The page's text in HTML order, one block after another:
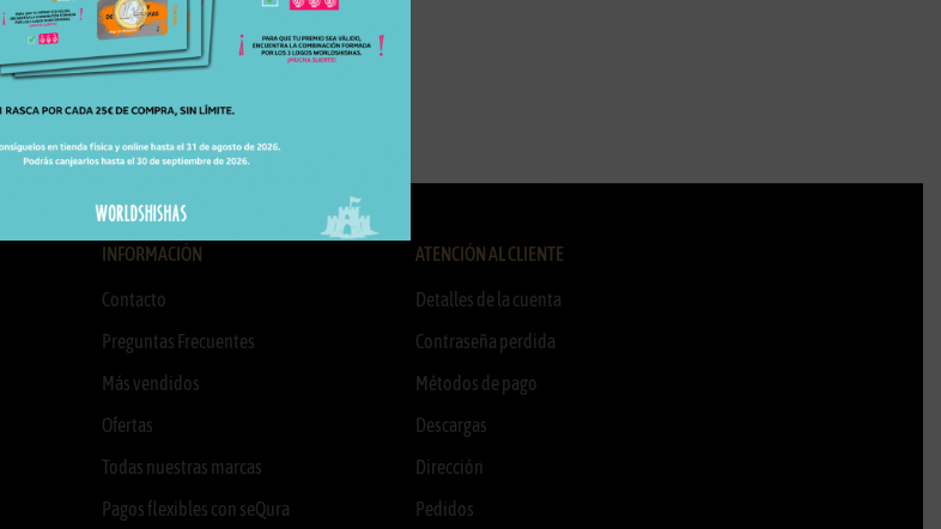
INFORMACIÓN
Contacto
Preguntas Frecuentes
Más vendidos
Ofertas
Todas nuestras marcas
Pagos flexibles con seQura
ATENCIÓN AL CLIENTE
Detalles de la cuenta
Contraseña perdida
Métodos de pago
Descargas
Dirección
Pedidos